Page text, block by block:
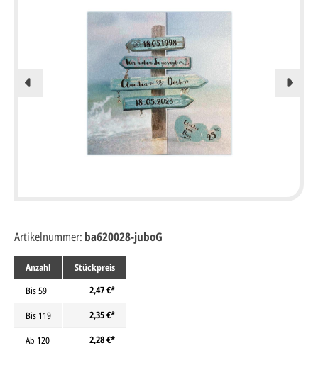
Anzahl
Stückpreis
Bis59
2,47 €*
Bis 119
2,35 €*
Ab 120 2,28 €*
Artikelnummer: ba620028-juboG